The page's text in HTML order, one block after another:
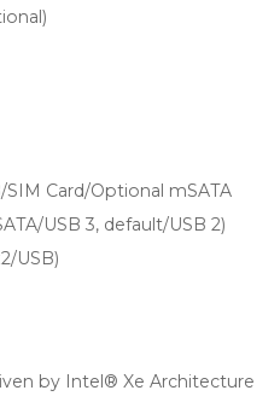
Card/Optional mSATA
USB 3, default/USB 2)
USB)
by Intel® Xe Architecture